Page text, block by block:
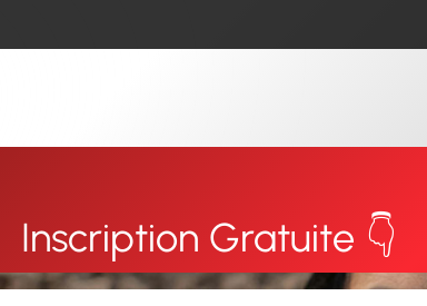
Inscription Gratuite 👇